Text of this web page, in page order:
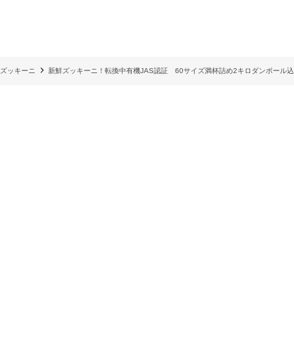
ズッキーニ 新鮮ズッキーニ！転換中有機JAS認証 60サイズ満杯詰め2キロダンボール込